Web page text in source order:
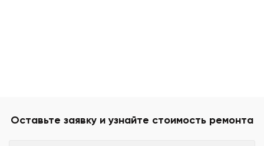
Оставьте заявку и узнайте стоимость ремонта